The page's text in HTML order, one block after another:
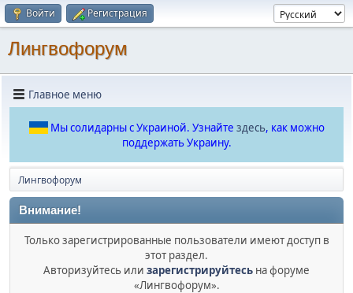
Войти Регистрация
Лингвофорум
Главное меню
Мы солидарны с Украиной. Узнайте здесь, как можно
поддержать Украину.
Лингвофорум
Внимание!
Только зарегистрированные пользователи имеют доступ в
этот раздел.
Авторизуйтесь или зарегистрируйтесь на форуме
«Лингвофорум».